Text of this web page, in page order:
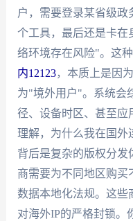
户，需要登录某省级政
个工具，最后还是卡在
络环境存在风险"。这种
内12123，本质上是因
为"境外用户"。系统会
径、设备时区、甚至应
理解，为什么我在国外
背后是复杂的版权分发
商需要为不同地区购买
数据本地化法规。这些
对海外IP的严格封锁。